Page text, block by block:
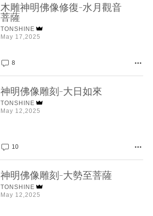
木雕神明佛像修復-水月觀音
菩薩
TONSHINE
May 17,2025
8
神明佛像雕刻-大日如來
TONSHINE
May 12,2025
10
神明佛像雕刻-大勢至菩薩
TONSHINE
May 12,2025